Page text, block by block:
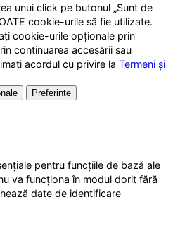
unui click pe butonul „Sunt de
cookie-urile să fie utilizate.
cookie-urile opționale prin
continuarea accesării sau
acordul cu privire la Termeni și
Preferințe
pentru funcțiile de bază ale
va funcționa în modul dorit fără
date de identificare